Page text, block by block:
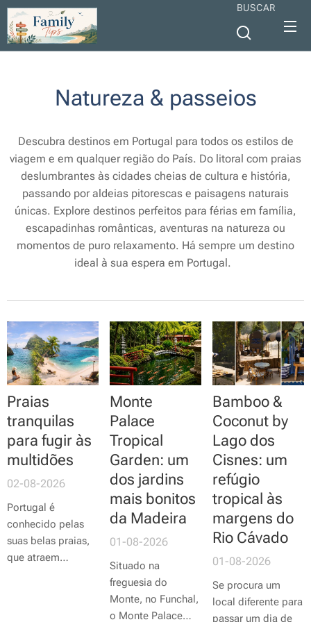
BUSCAR
Natureza & passeios
Descubra destinos em Portugal para todos os estilos de
viagem e em qualquer região do País. Do litoral com praias
deslumbrantes às cidades cheias de cultura e história,
passando por aldeias pitorescas e paisagens naturais
únicas. Explore destinos perfeitos para férias em família,
escapadinhas românticas, aventuras na natureza ou
momentos de puro relaxamento. Há sempre um destino
ideal à sua espera em Portugal.
Praias
tranquilas
para fugir às
multidões
02-08-2026
Portugal é
conhecido pelas
suas belas praias,
que atraem
Monte
Palace
Tropical
Garden: um
dos jardins
mais bonitos
da Madeira
01-08-2026
Situado na
freguesia do
Monte, no Funchal,
o Monte Palace
Bamboo &
Coconut by
Lago dos
Cisnes: um
refúgio
tropical às
margens do
Rio Cávado
01-08-2026
Se procura um
local diferente para
passar um dia de